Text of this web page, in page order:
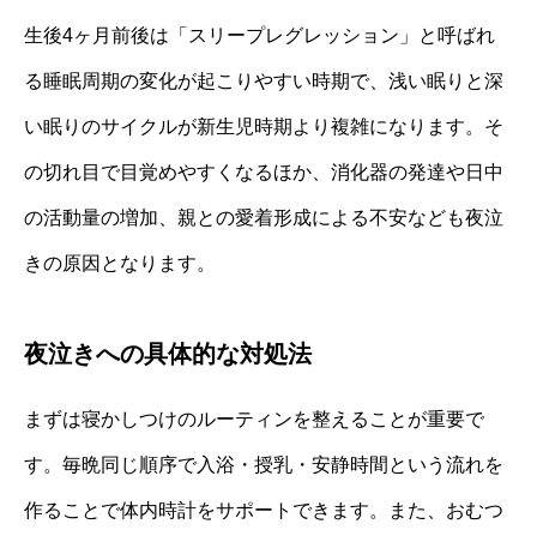
生後4ヶ月前後は「スリープレグレッション」と呼ばれ
る睡眠周期の変化が起こりやすい時期で、浅い眠りと深
い眠りのサイクルが新生児時期より複雑になります。そ
の切れ目で目覚めやすくなるほか、消化器の発達や日中
の活動量の増加、親との愛着形成による不安なども夜泣
きの原因となります。
夜泣きへの具体的な対処法
まずは寝かしつけのルーティンを整えることが重要で
す。毎晩同じ順序で入浴・授乳・安静時間という流れを
作ることで体内時計をサポートできます。また、おむつ